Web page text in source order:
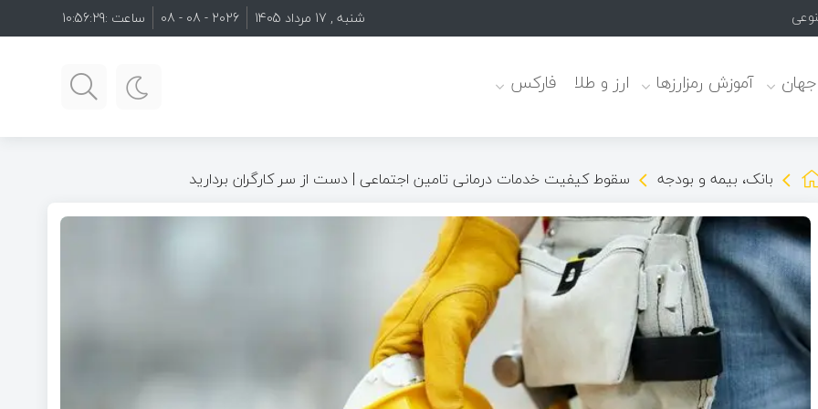
شنبه , 17 مرداد 1405 2026 - 08 - 08 ساعت :10:56:31
جهان آموزش رمزارزها ارز و طلا فارکس
بانک، بیمه و بودجه سقوط کیفیت خدمات درمانی تامین اجتماعی | دست از سر کارگران بردارید